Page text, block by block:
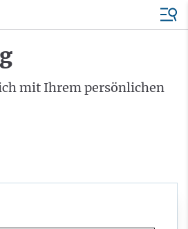
mit Ihrem persönlichen